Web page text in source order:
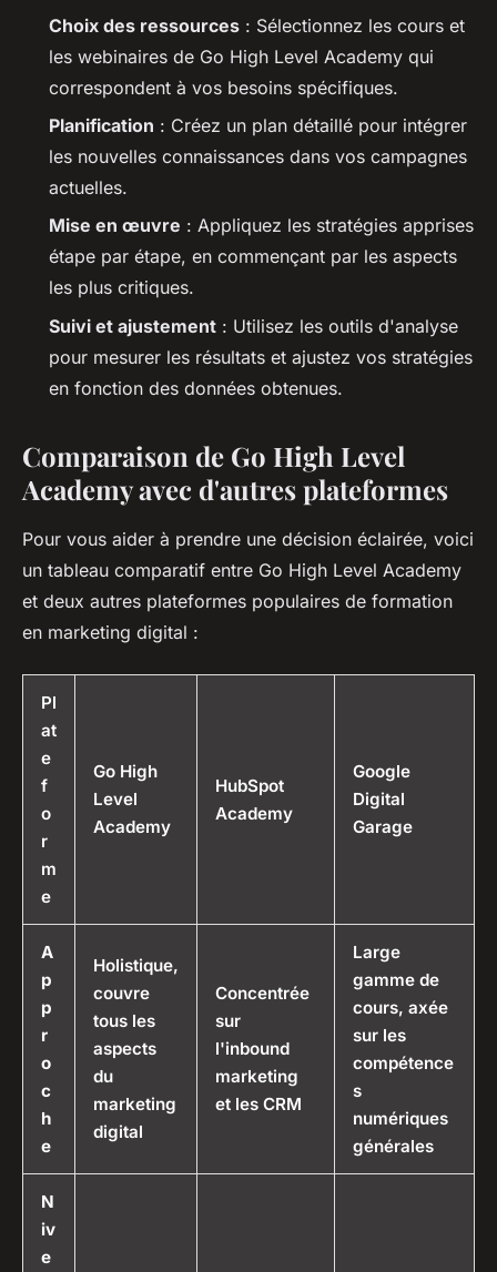
Choix des ressources : Sélectionnez les cours et
les webinaires de Go High Level Academy qui
correspondent à vos besoins spécifiques.
Planification : Créez un plan détaillé pour intégrer
les nouvelles connaissances dans vos campagnes
actuelles.
Mise en œuvre : Appliquez les stratégies apprises
étape par étape, en commençant par les aspects
les plus critiques.
Suivi et ajustement : Utilisez les outils d'analyse
pour mesurer les résultats et ajustez vos stratégies
en fonction des données obtenues.
Comparaison de Go High Level
Academy avec d'autres plateformes
Pour vous aider à prendre une décision éclairée, voici
un tableau comparatif entre Go High Level Academy
et deux autres plateformes populaires de formation
en marketing digital :
Pl
at
e
f
o
r
m
e
Go High
Level
Academy
HubSpot
Academy
Google
Digital
Garage
A
p
p
r
o
c
h
e
Holistique,
couvre
tous les
aspects
du
marketing
digital
Concentrée
sur
l'inbound
marketing
et les CRM
Large
gamme de
cours, axée
sur les
compétence
s
numériques
générales
N
iv
e